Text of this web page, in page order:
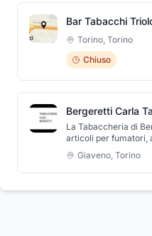
Bar Tabacchi
Torino, Torino
Chiuso
Bergeretti Carla
La Tabaccheria di
articoli per fumatori,
vasto assortimento
marche con
tra i servizi offre
Giaveno, Torino